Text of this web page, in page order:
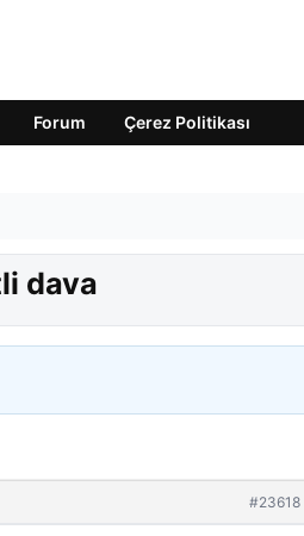
Forum Çerez Politikası
dava
#23618